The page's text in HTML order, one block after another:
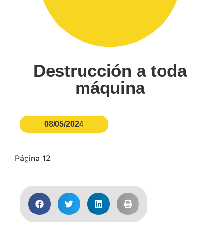
Destrucción a toda
máquina
08/05/2024
Página 12